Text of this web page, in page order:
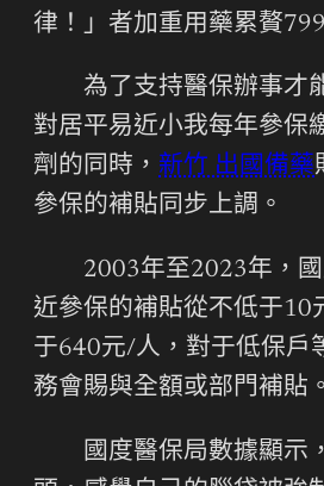
律！」者加重用藥累贅
為了支持醫保辦事才
對居平易近小我每年參保
劑的同時， 新竹 出國備藥
參保的補貼同步上調。
2003年至2023年，
近參保的補貼從不低于10
于640元/人，對于低保戶
務會賜與全額或部門補貼。
國度醫保局數據顯示